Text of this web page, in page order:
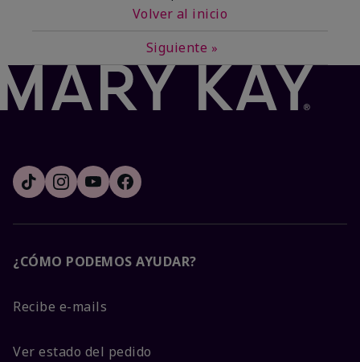
Volver al inicio
Siguiente »
¿CÓMO PODEMOS AYUDAR?
Recibe e-mails
Ver estado del pedido